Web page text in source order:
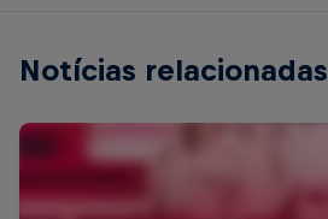
Notícias relacionadas